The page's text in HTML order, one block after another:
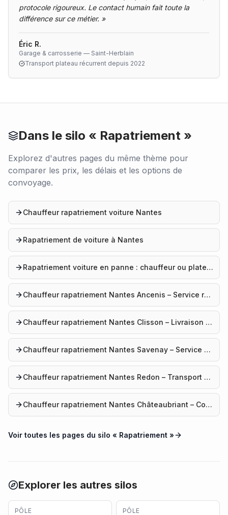
protocole rigoureux. Le contact humain fait toute la
différence sur ce métier. »
Éric R.
Garage & carrosserie — Saint-Herblain
Transport plateau récurrent depuis 2022
Dans le silo « Rapatriement »
Explorez d'autres pages du même thème pour
comparer les prix, les délais et les options de
convoyage.
Chauffeur rapatriement voiture Nantes
Rapatriement de voiture à Nantes
Rapatriement voiture en panne : chauffeur ou plateau, 7j/7 depuis Nantes
Chauffeur rapatriement Nantes Ancenis – Service rapide
Chauffeur rapatriement Nantes Clisson – Livraison véhicule
Chauffeur rapatriement Nantes Savenay – Service convoyage
Chauffeur rapatriement Nantes Redon – Transport voiture
Chauffeur rapatriement Nantes Châteaubriant – Convoyage auto
Voir toutes les pages du silo « Rapatriement »
Explorer les autres silos
PÔLE PÔLE